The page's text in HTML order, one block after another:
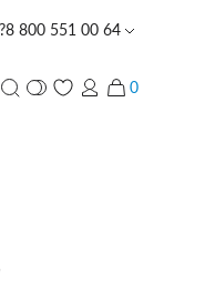
8 800 551 00 64
0
со скидкой -10%